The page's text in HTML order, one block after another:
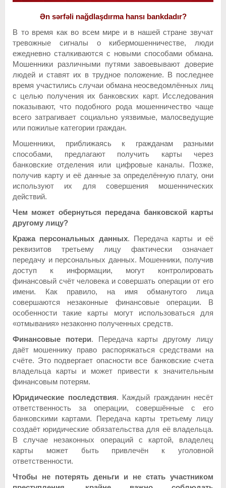
Ən sərfəli nağdlaşdırma hansı bankdadır?
В то время как во всем мире и в нашей стране звучат
тревожные сигналы о кибермошенничестве, люди
ежедневно сталкиваются с новыми способами обмана.
Мошенники различными путями завоевывают доверие
людей и ставят их в трудное положение. В последнее
время участились случаи обмана неосведомлённых лиц
с целью получения их банковских карт. Исследования
показывают, что подобного рода мошенничество чаще
всего затрагивает социально уязвимые, малосведущие
или пожилые категории граждан.
Мошенники, приближаясь к гражданам разными
способами, предлагают получить карты через
банковские отделения или цифровые каналы. Позже,
получив карту и её данные за определённую плату, они
используют их для совершения мошеннических
действий.
Чем может обернуться передача банковской карты
другому лицу?
Кража персональных данных. Передача карты и её
реквизитов третьему лицу фактически означает
передачу и персональных данных. Мошенники, получив
доступ к информации, могут контролировать
финансовый счёт человека и совершать операции от его
имени. Как правило, на имя обманутого лица
совершаются незаконные финансовые операции. В
особенности такие карты могут использоваться для
«отмывания» незаконно полученных средств.
Финансовые потери. Передача карты другому лицу
даёт мошеннику право распоряжаться средствами на
счёте. Это подвергает опасности все банковские счета
владельца карты и может привести к значительным
финансовым потерям.
Юридические последствия. Каждый гражданин несёт
ответственность за операции, совершённые с его
банковскими картами. Передача карты третьему лицу
создаёт юридические обязательства для её владельца.
В случае незаконных операций с картой, владелец
карты может быть привлечён к уголовной
ответственности.
Чтобы не потерять деньги и не стать участником